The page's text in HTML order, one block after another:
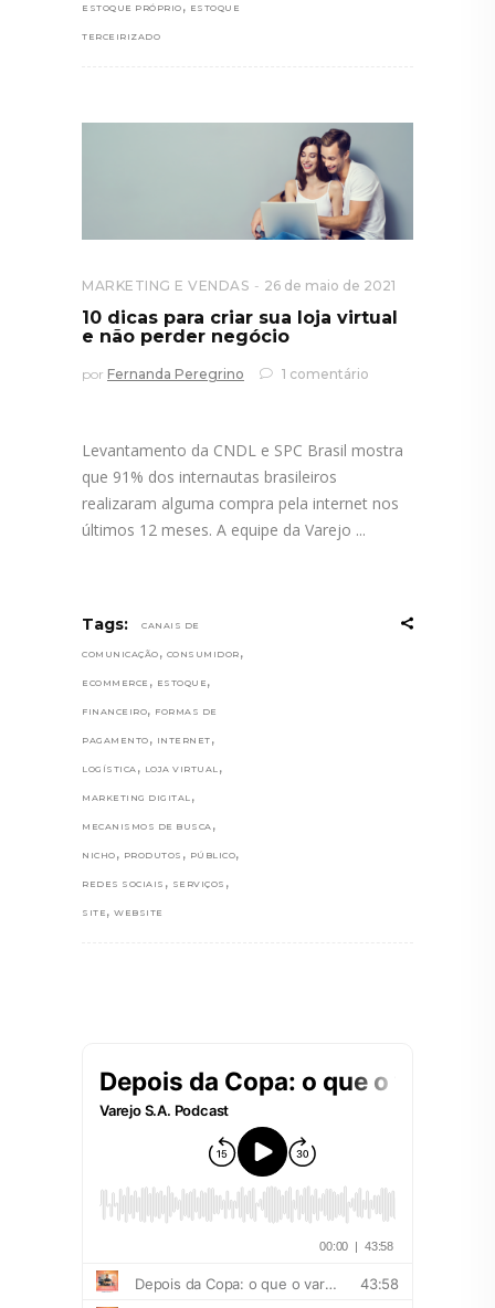
ESTOQUE PRÓPRIO , ESTOQUE
TERCEIRIZADO
MARKETING E VENDAS 26 de maio de 2021
10 dicas para criar sua loja virtual
e não perder negócio
por Fernanda Peregrino 1 comentário
Levantamento da CNDL e SPC Brasil mostra
que 91% dos internautas brasileiros
realizaram alguma compra pela internet nos
últimos 12 meses. A equipe da Varejo
Tags: CANAIS DE
COMUNICAÇÃO , CONSUMIDOR ,
ECOMMERCE , ESTOQUE ,
FINANCEIRO, FORMAS DE
PAGAMENTO , INTERNET ,
LOGÍSTICA , LOJA VIRTUAL ,
MARKETING DIGITAL ,
MECANISMOS DE BUSCA ,
NICHO , PRODUTOS , PÚBLICO,
REDES SOCIAIS , SERVIÇOS ,
SITE , WEBSITE